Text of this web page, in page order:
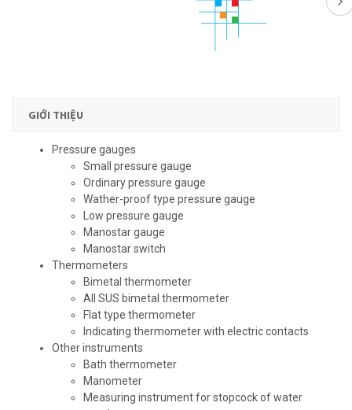
GIỚI THIỆU
Pressure gauges
Small pressure gauge
Ordinary pressure gauge
Wather-proof type pressure gauge
Low pressure gauge
Manostar gauge
Manostar switch
Thermometers
Bimetal thermometer
All SUS bimetal thermometer
Flat type thermometer
Indicating thermometer with electric contacts
Other instruments
Bath thermometer
Manometer
Measuring instrument for stopcock of water